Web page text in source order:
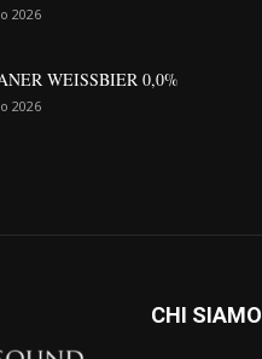
2026
WEISSBIER 0,0%
2026
CHI SIAMO